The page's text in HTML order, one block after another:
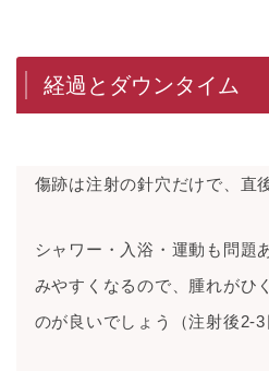
経過とダウンタイム
傷跡は注射の針穴だけで、直
シャワー・入浴・運動も問題
みやすくなるので、腫れがひ
のが良いでしょう（注射後2-3